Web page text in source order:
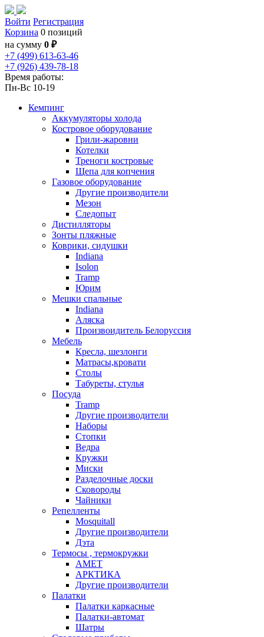
Войти Регистрация
Корзина 0 позиций
на сумму 0 ₽
+7 (499) 613-63-46
+7 (926) 439-78-18
Время работы:
Пн-Вс 10-19
Кемпинг
Аккумуляторы холода
Костровое оборудование
Грили-жаровни
Котелки
Треноги костровые
Щепа для копчения
Газовое оборудование
Другие производители
Мезон
Следопыт
Дистилляторы
Зонты пляжные
Коврики, сидушки
Indiana
Isolon
Tramp
Юрим
Мешки спальные
Indiana
Аляска
Произвоидитель Белоруссия
Мебель
Кресла, шезлонги
Матрасы,кровати
Столы
Табуреты, стулья
Посуда
Tramp
Другие производители
Наборы
Стопки
Ведра
Кружки
Миски
Разделочные доски
Сковороды
Чайники
Репелленты
Mosquitall
Другие производители
Дэта
Термосы , термокружки
АМЕТ
АРКТИКА
Другие производители
Палатки
Палатки каркасные
Палатки-автомат
Шатры